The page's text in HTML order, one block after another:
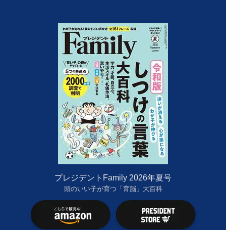
プレジデントFamily 2026年夏号
頭のいい子が育つ「育脳」大百科